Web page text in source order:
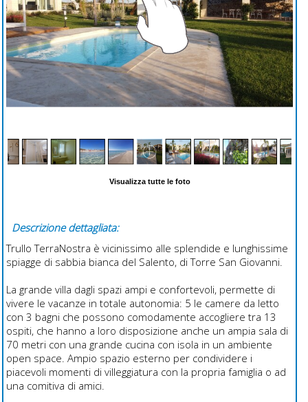
Visualizza tutte le foto
Descrizione dettagliata:
Trullo TerraNostra è vicinissimo alle splendide e lunghissime
spiagge di sabbia bianca del Salento, di Torre San Giovanni.
La grande villa dagli spazi ampi e confortevoli, permette di
vivere le vacanze in totale autonomia: 5 le camere da letto
con 3 bagni che possono comodamente accogliere tra 13
ospiti, che hanno a loro disposizione anche un ampia sala di
70 metri con una grande cucina con isola in un ambiente
open space. Ampio spazio esterno per condividere i
piacevoli momenti di villeggiatura con la propria famiglia o ad
una comitiva di amici.